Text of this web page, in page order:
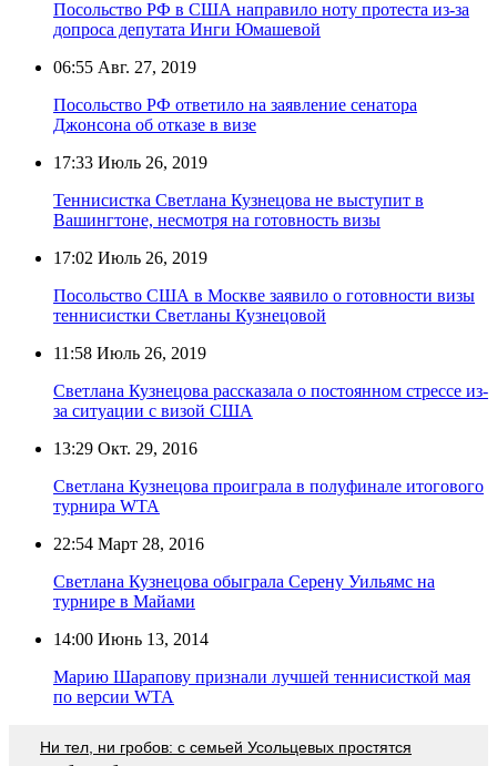
Посольство РФ в США направило ноту протеста из-за
допроса депутата Инги Юмашевой
06:55 Авг. 27, 2019
Посольство РФ ответило на заявление сенатора
Джонсона об отказе в визе
17:33 Июль 26, 2019
Теннисистка Светлана Кузнецова не выступит в
Вашингтоне, несмотря на готовность визы
17:02 Июль 26, 2019
Посольство США в Москве заявило о готовности визы
теннисистки Светланы Кузнецовой
11:58 Июль 26, 2019
Светлана Кузнецова рассказала о постоянном стрессе из-
за ситуации с визой США
13:29 Окт. 29, 2016
Светлана Кузнецова проиграла в полуфинале итогового
турнира WTA
22:54 Март 28, 2016
Светлана Кузнецова обыграла Серену Уильямс на
турнире в Майами
14:00 Июнь 13, 2014
Марию Шарапову признали лучшей теннисисткой мая
по версии WTA
Ни тел, ни гробов: с семьей Усольцевых простятся